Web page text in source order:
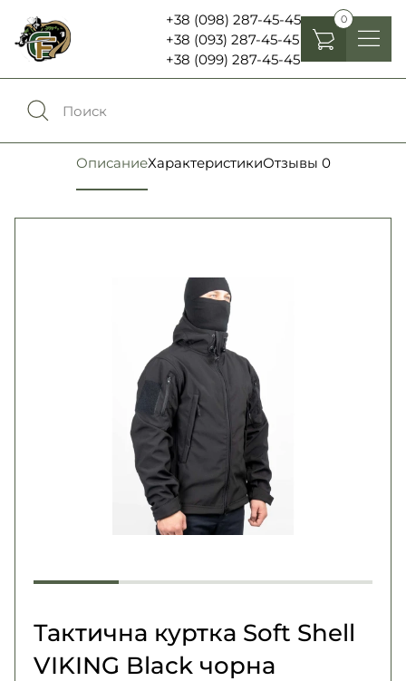
+38 (098) 287-45-45
+38 (093) 287-45-45
+38 (099) 287-45-45
0
Сравнение0
Избранное0
Возврат и обмен
Обувь
Фонари, бинокли и елементы питания
Шевроны, патчи , нашивки
Second Hand NATO
ОписаниеХарактеристикиОтзывы 0
Тактична куртка Soft Shell
VIKING Black чорна